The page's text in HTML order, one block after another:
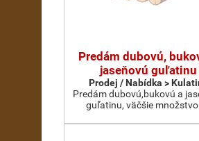
Predám dubovú,
jaseňovú guľatinu
Prodej / Nabídka >
Predám dubovú,bukovú a
guľatinu, väčšie množstvo